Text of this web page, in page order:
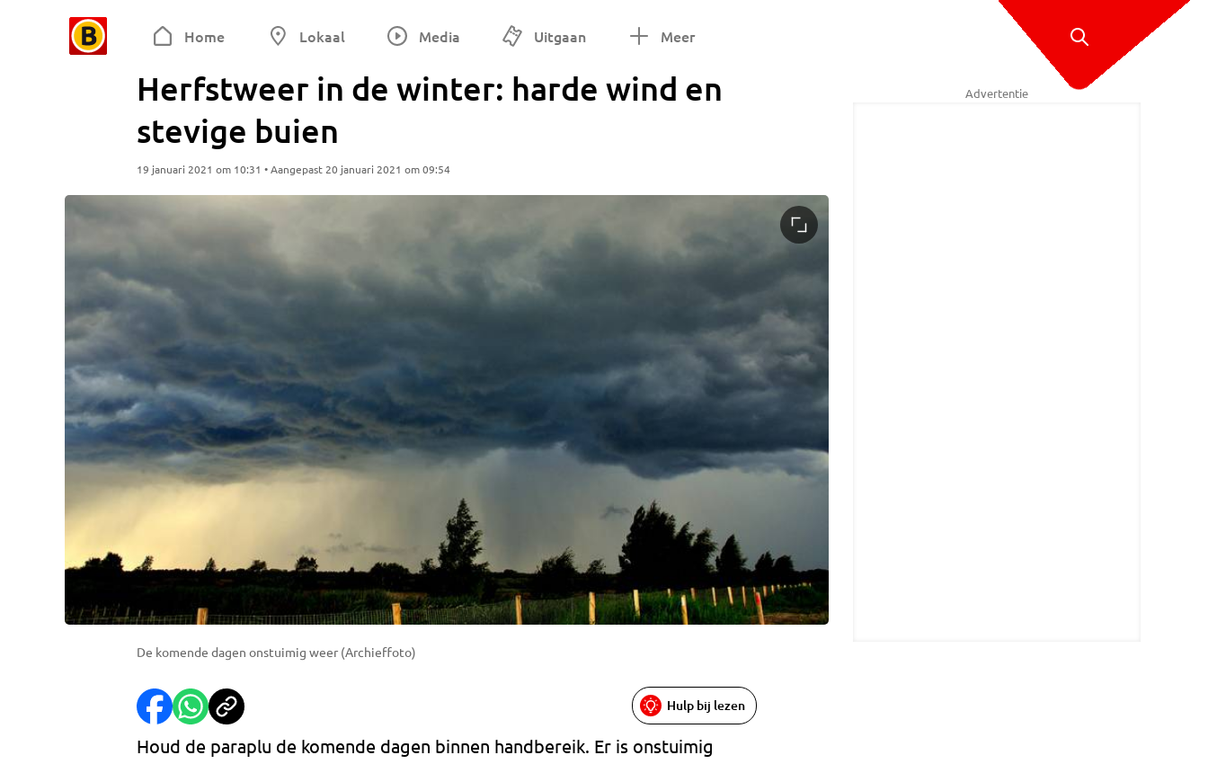
Home Lokaal Media Uitgaan Meer
Herfstweer in de winter: harde wind en
stevige buien
19 januari 2021 om 10:31 • Aangepast 20 januari 2021 om 09:54
De komende dagen onstuimig weer (Archieffoto)
Hulp bij lezen
Houd de paraplu de komende dagen binnen handbereik. Er is onstuimig
Advertentie